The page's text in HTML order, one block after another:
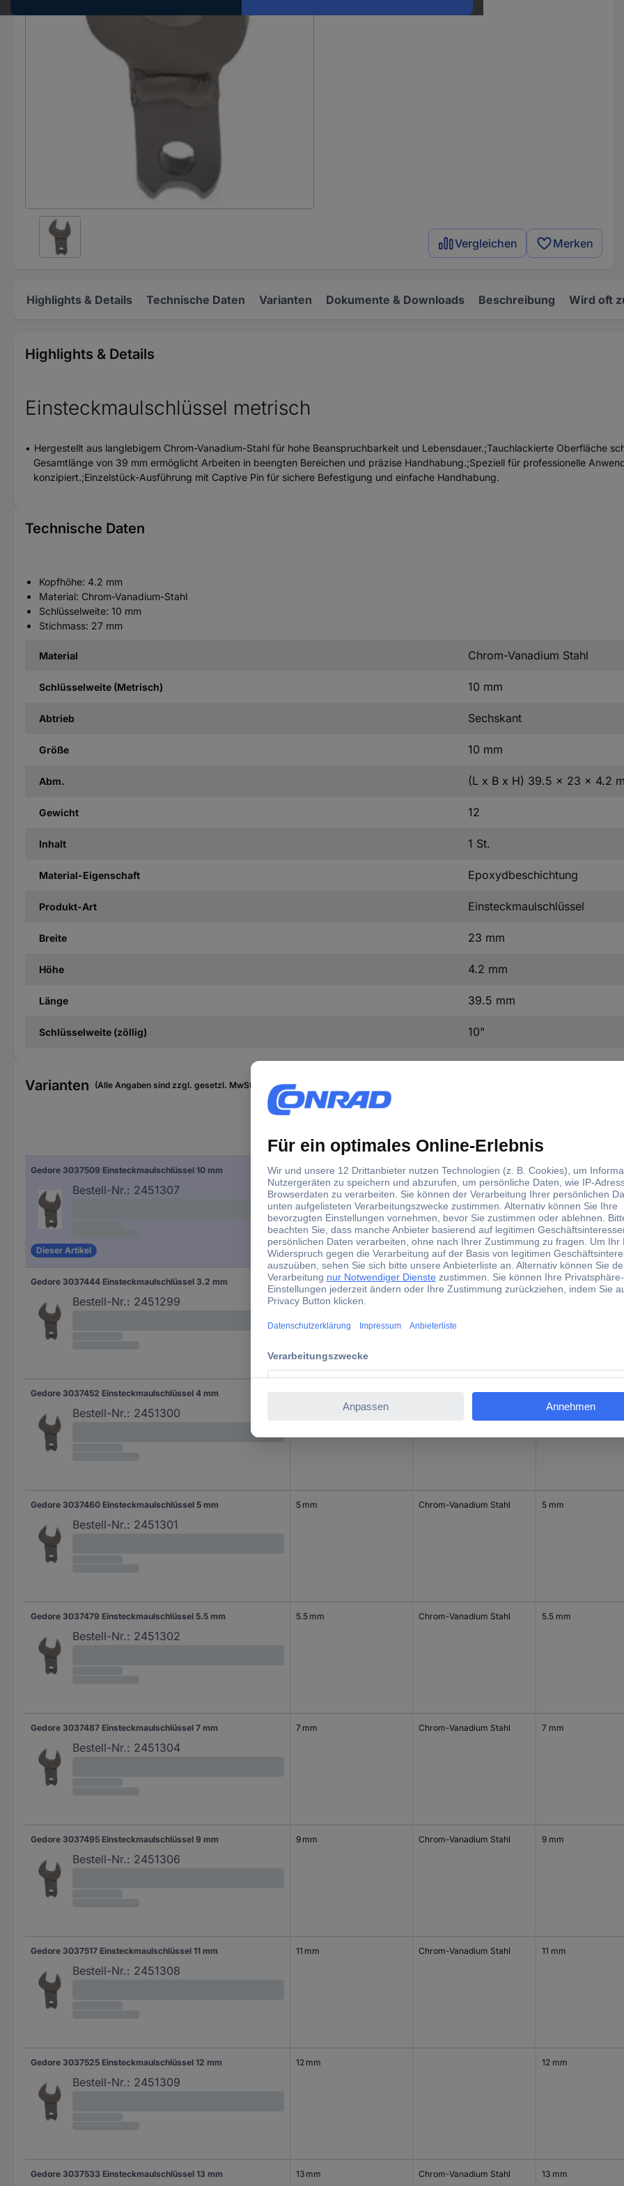
Vergleichen Merken
Highlights & Details Technische Daten Varianten Dokumente & Downloads Beschreibung Wird oft
Highlights & Details
Einsteckmaulschlüssel metrisch
Hergestellt aus langlebigem Chrom-Vanadium-Stahl für hohe Beanspruchbarkeit und Lebensdauer.;Tauchlackierte Oberfläche
Gesamtlänge von 39 mm ermöglicht Arbeiten in beengten Bereichen und präzise Handhabung.;Speziell für professionelle
konzipiert.;Einzelstück-Ausführung mit Captive Pin für sichere Befestigung und einfache Handhabung.
Technische Daten
Kopfhöhe: 4.2 mm
Material: Chrom-Vanadium-Stahl
Schlüsselweite: 10 mm
Stichmass: 27 mm
Material Chrom-Vanadium Stahl
Schlüsselweite (Metrisch) 10 mm
Abtrieb Sechskant
Größe 10 mm
Abm. (L x B x H) 39.5 x 23 x 4.2
Gewicht 12
Inhalt 1 St.
Material-Eigenschaft Epoxydbeschichtung
Produkt-Art Einsteckmaulschlüssel
Breite 23 mm
Höhe 4.2 mm
Länge 39.5 mm
Schlüsselweite (zöllig) 10"
Varianten (Alle Angaben sind zzgl. gesetzl. MwSt., zzgl. Versand)
Schlüsselweite (Metrisch) Material Größe
Gedore 3037509 Einsteckmaulschlüssel 10 mm
Bestell-Nr.: 2451307
Dieser Artikel
10 mm Chrom-Vanadium Stahl 10 mm
Gedore 3037444 Einsteckmaulschlüssel 3.2 mm
Bestell-Nr.: 2451299
3.2 mm Chrom-Vanadium Stahl 3.2 mm
Gedore 3037452 Einsteckmaulschlüssel 4 mm
Bestell-Nr.: 2451300
Chrom-Vanadium Stahl 4 mm
Gedore 3037460 Einsteckmaulschlüssel 5 mm
Bestell-Nr.: 2451301
5 mm Chrom-Vanadium Stahl 5 mm
Gedore 3037479 Einsteckmaulschlüssel 5.5 mm
Bestell-Nr.: 2451302
5.5 mm Chrom-Vanadium Stahl 5.5 mm
Gedore 3037487 Einsteckmaulschlüssel 7 mm
Bestell-Nr.: 2451304
7 mm Chrom-Vanadium Stahl 7 mm
Gedore 3037495 Einsteckmaulschlüssel 9 mm
Bestell-Nr.: 2451306
9 mm Chrom-Vanadium Stahl 9 mm
Gedore 3037517 Einsteckmaulschlüssel 11 mm
Bestell-Nr.: 2451308
11 mm Chrom-Vanadium Stahl 11 mm
Gedore 3037525 Einsteckmaulschlüssel 12 mm
Bestell-Nr.: 2451309
12 mm 12 mm
Gedore 3037533 Einsteckmaulschlüssel 13 mm 13 mm Chrom-Vanadium Stahl 13 mm